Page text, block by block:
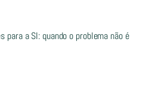
para a SI: quando o problema não é